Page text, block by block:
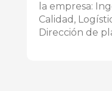
la empresa:
Calidad,
Dirección de